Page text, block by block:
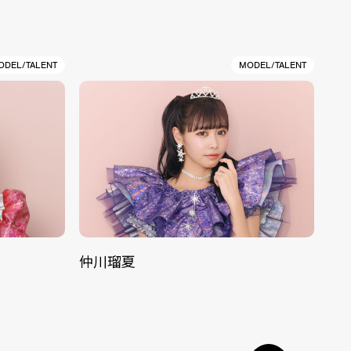
TALENT MODEL/TALENT
仲川瑠夏